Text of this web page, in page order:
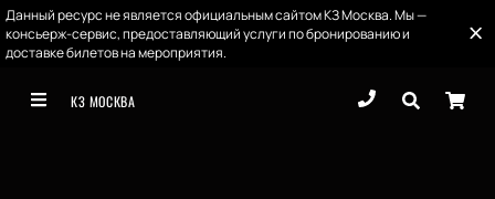
Данный ресурс не является официальным сайтом КЗ Москва. Мы —
консьерж-сервис, предоставляющий услуги по бронированию и
доставке билетов на мероприятия.
КЗ МОСКВА